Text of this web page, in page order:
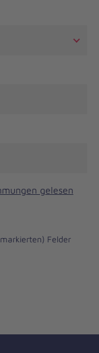
gelesen
Felder